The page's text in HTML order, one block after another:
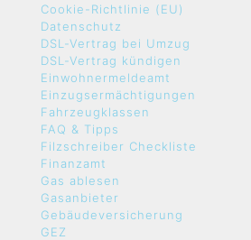
Cookie-Richtlinie (EU)
Datenschutz
DSL-Vertrag bei Umzug
DSL-Vertrag kündigen
Einwohnermeldeamt
Einzugsermächtigungen
Fahrzeugklassen
FAQ & Tipps
Filzschreiber Checkliste
Finanzamt
Gas ablesen
Gasanbieter
Gebäudeversicherung
GEZ